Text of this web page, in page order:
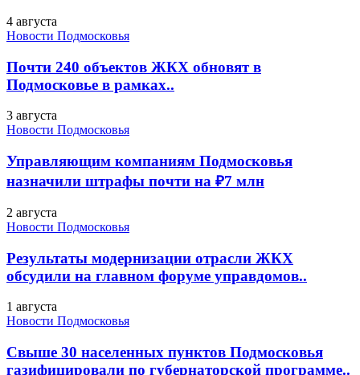
4 августа
Новости Подмосковья
Почти 240 объектов ЖКХ обновят в
Подмосковье в рамках..
3 августа
Новости Подмосковья
Управляющим компаниям Подмосковья
назначили штрафы почти на ₽7 млн
2 августа
Новости Подмосковья
Результаты модернизации отрасли ЖКХ
обсудили на главном форуме управдомов..
1 августа
Новости Подмосковья
Свыше 30 населенных пунктов Подмосковья
газифицировали по губернаторской программе..